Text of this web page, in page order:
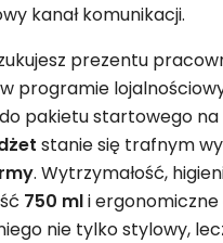
kanał komunikacji.
prezentu
programie
pakietu startowego
stanie się trafnym
. Wytrzymałość,
750 mli
nie tylko stylowy,